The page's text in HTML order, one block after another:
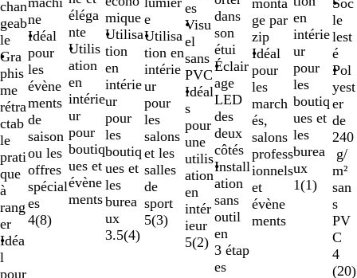
chan
geab
le
Gra
phis
me
rétra
ctab
le
prati
que
à
rang
er
Idéa
l
pour
ne
Idéal
pour
les
évène
ments
de
saison
ou les
offres
spécial
es
4(8)
éléga
nte
Utilis
ation
en
intérie
ur
pour
boutiq
ues et
évène
ments
mique
Utilisa
tion
en
intérie
ur
pour
les
boutiq
ues et
les
burea
ux
3.5(4)
e
Utilisa
tion en
intérie
ur
pour
les
salons
et les
salles
de
sport
5(3)
es
Visu
el
sans
PVC
Idéal
s
pour
une
utilis
ation
en
intér
ieur
5(2)
dans
son
étui
Éclair
age
LED
des
deux
côtés
Install
ation
sans
outil
en
3 étap
es
monta
ge par
zip
Idéal
pour
les
march
és,
salons
profess
ionnels
et
évène
ments
en
intérie
ur
pour
les
boutiq
ues et
les
burea
ux
1(1)
le
lest
é
Pol
yest
er
de
240
g/
m²
san
s
PV
C
4
(20)